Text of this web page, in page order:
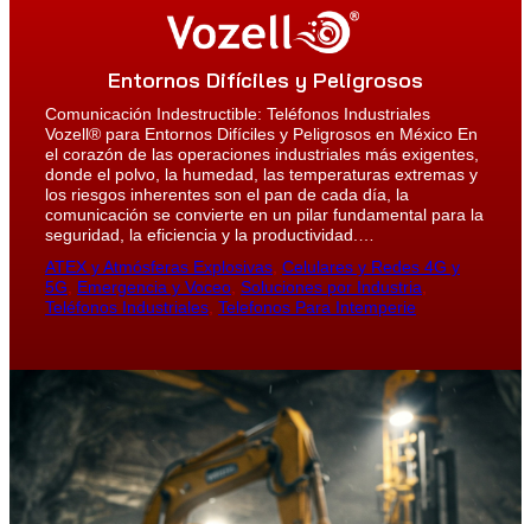
r
Entornos Difíciles y Peligrosos
Comunicación Indestructible: Teléfonos Industriales
Vozell® para Entornos Difíciles y Peligrosos en México En
el corazón de las operaciones industriales más exigentes,
donde el polvo, la humedad, las temperaturas extremas y
los riesgos inherentes son el pan de cada día, la
comunicación se convierte en un pilar fundamental para la
seguridad, la eficiencia y la productividad.…
ATEX y Atmósferas Explosivas Celulares y Redes 4G y
5G
Emergencia y Voceo Soluciones por Industria
Teléfonos Industriales Telefonos Para Intemperie